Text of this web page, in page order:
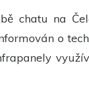
chatu na
o